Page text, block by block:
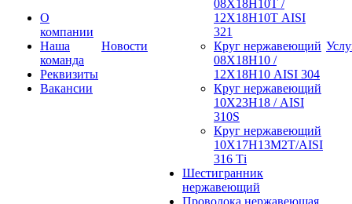
О
компании
Наша
команда
Реквизиты
Вакансии
Новости
08Х18Н10Т /
12Х18Н10Т AISI
321
Круг нержавеющий
08Х18Н10 /
12Х18Н10 AISI 304
Круг нержавеющий
10Х23Н18 / AISI
310S
Круг нержавеющий
10Х17Н13М2Т/AISI
316 Тi
Шестигранник
нержавеющий
Проволока нержавеющая